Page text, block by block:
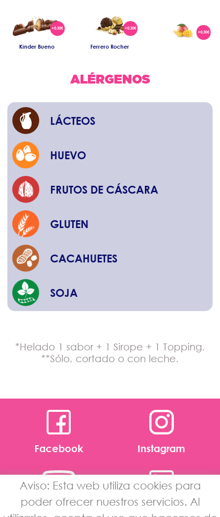
Aviso: Esta web utiliza cookies para
poder ofrecer nuestros servicios. Al
Kinder Bueno Ferrero Rocher
ALÉRGENOS
LÁCTEOS
HUEVO
FRUTOS DE CÁSCARA
GLUTEN
CACAHUETES
SOJA
*Helado 1 sabor + 1 Sirope + 1 Topping.
**Sólo, cortado o con leche.
Facebook Instagram
Youtube Linkedin